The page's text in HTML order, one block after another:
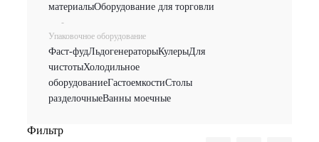
материалыОборудование для торговли
-
Упаковочное оборудование
Фаст-фудЛьдогенераторыКулерыДля
чистотыХолодильное
оборудованиеГастоемкостиСтолы
разделочныеВанны моечные
Фильтр